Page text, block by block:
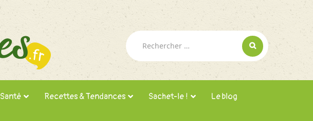
Rechercher :
Recettes & Tendances Sachet-le ! Le blog